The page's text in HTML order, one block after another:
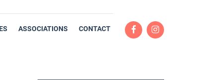
ASSOCIATIONS CONTACT